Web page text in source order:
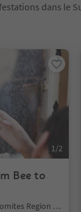
dans le
1/2
Bee to
Kastelruth/Castelrotto, Dolomites Region Seiser Alm